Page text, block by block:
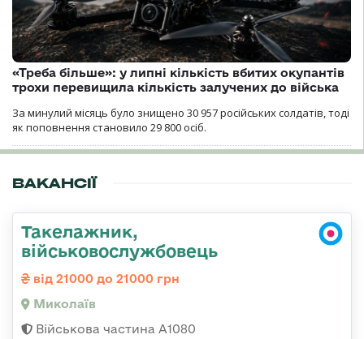
«Треба більше»: у липні кількість вбитих окупантів
трохи перевищила кількість залучених до війська
За минулий місяць було знищено 30 957 російських солдатів, тоді
як поповнення становило 29 800 осіб.
ВАКАНСІЇ
Такелажник,
військовослужбовець
від 21000 до 21000 грн
Миколаїв
Військова частина А1080